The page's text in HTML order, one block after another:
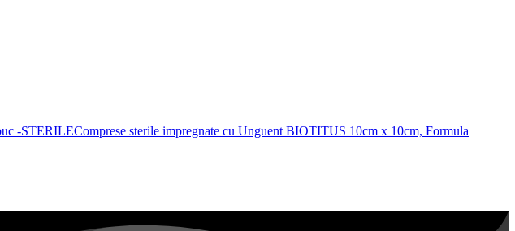
Comprese sterile impregnate cu Unguent BIOTITUS 10cm x 10cm, Formula